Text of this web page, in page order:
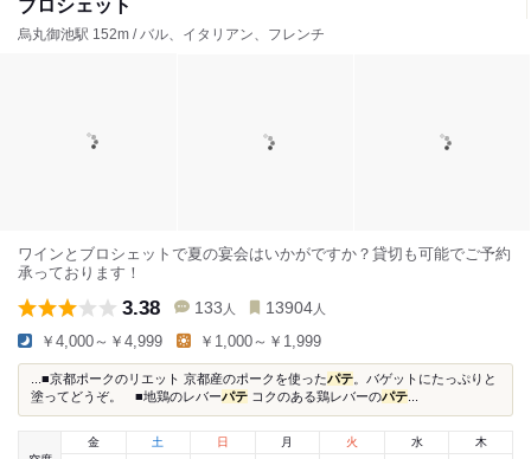
ブロシェット
烏丸御池駅 152m / バル、イタリアン、フレンチ
ワインとブロシェットで夏の宴会はいかがですか？貸切も可能でご予約
承っております！
3.38 133 人 13904 人
￥4,000～￥4,999 ￥1,000～￥1,999
...■京都ポークのリエット 京都産のポークを使ったパテ 。バゲットにたっぷりと
塗ってどうぞ。 ■地鶏のレバーパテ コクのある鶏レバーのパテ
金
土 日 月 火 水 木